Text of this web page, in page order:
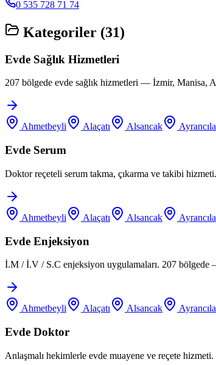
0 535 728 71 74
Kategoriler (31)
Evde Sağlık Hizmetleri
207 bölgede evde sağlık hizmetleri — İzmir, Manisa,
Ahmetbeyli Alaçatı Alsancak
Evde Serum
Doktor reçeteli serum takma, çıkarma ve takibi
Ahmetbeyli Alaçatı Alsancak
Evde Enjeksiyon
İ.M / İ.V / S.C enjeksiyon uygulamaları. 207
Ahmetbeyli Alaçatı Alsancak
Evde Doktor
Anlaşmalı hekimlerle evde muayene ve reçete